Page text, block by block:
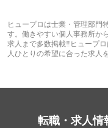
ヒュープロは士業・管理部門
す。働きやすい個人事務所か
求人まで多数掲載‼︎ヒュープ
人ひとりの希望に合った求人
転職・求人情